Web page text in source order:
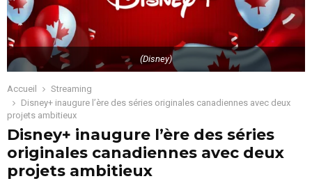
(Disney)
Accueil
Streaming
Disney+ inaugure l’ère des séries originales canadiennes avec deux
projets ambitieux
Disney+ inaugure l’ère des séries
originales canadiennes avec deux
projets ambitieux